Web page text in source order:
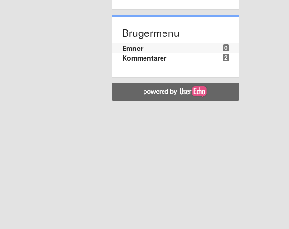
Brugermenu
0
Emner
2
Kommentarer